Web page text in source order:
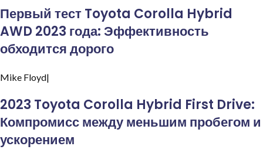
Первый тест Toyota Corolla Hybrid
AWD 2023 года: Эффективность
обходится дорого
Mike Floyd|
2023 Toyota Corolla Hybrid First Drive:
Компромисс между меньшим пробегом и
ускорением